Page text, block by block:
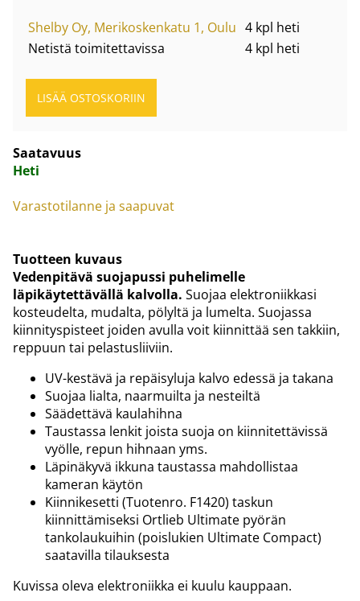
Shelby Oy, Merikoskenkatu 1, Oulu 4 kpl heti
Netistä toimitettavissa
4 kpl heti
Saatavuus
Heti
Varastotilanne ja saapuvat
Tuotteen kuvaus
Vedenpitävä suojapussi puhelimelle
läpikäytettävällä kalvolla. Suojaa elektroniikkasi
kosteudelta, mudalta, pölyltä ja lumelta. Suojassa
kiinnityspisteet joiden avulla voit kiinnittää sen takkiin,
reppuun tai pelastusliiviin.
UV-kestävä ja repäisyluja kalvo edessä ja takana
Suojaa lialta, naarmuilta ja nesteiltä
Säädettävä kaulahihna
Taustassa lenkit joista suoja on kiinnitettävissä
vyölle, repun hihnaan yms.
Läpinäkyvä ikkuna taustassa mahdollistaa
kameran käytön
Kiinnikesetti (Tuotenro. F1420) taskun
kiinnittämiseksi Ortlieb Ultimate pyörän
tankolaukuihin (poislukien Ultimate Compact)
saatavilla tilauksesta
Kuvissa oleva elektroniikka ei kuulu kauppaan.